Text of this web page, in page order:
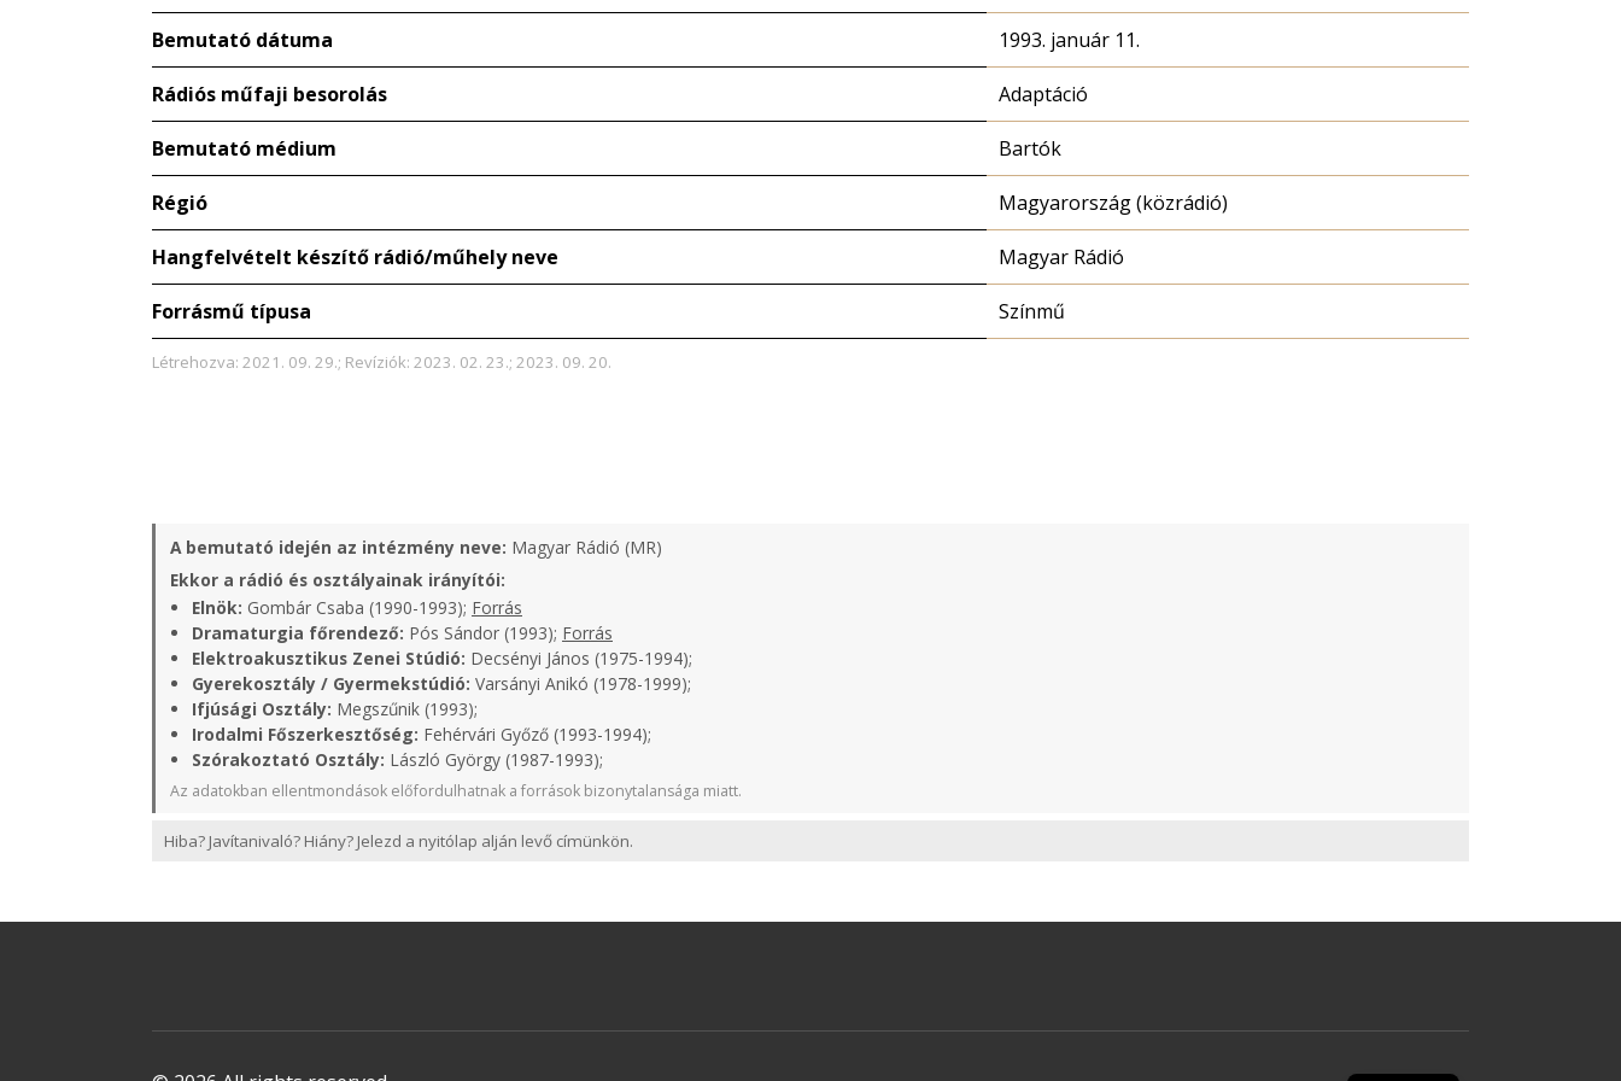
Bemutató dátuma 1993. január 11.
Rádiós műfaji besorolás Adaptáció
Bemutató médium Bartók
Régió Magyarország (közrádió)
Hangfelvételt készítő rádió/műhely neve Magyar Rádió
Forrásmű típusa Színmű
Létrehozva: 2021. 09. 29.; Revíziók: 2023. 02. 23.; 2023. 09. 20.
A bemutató idején az intézmény neve: Magyar Rádió (MR)
Ekkor a rádió és osztályainak irányítói:
Elnök: Gombár Csaba (1990-1993); Forrás
Dramaturgia főrendező: Pós Sándor (1993); Forrás
Elektroakusztikus Zenei Stúdió: Decsényi János (1975-1994);
Gyerekosztály / Gyermekstúdió: Varsányi Anikó (1978-1999);
Ifjúsági Osztály: Megszűnik (1993);
Irodalmi Főszerkesztőség: Fehérvári Győző (1993-1994);
Szórakoztató Osztály: László György (1987-1993);
Az adatokban ellentmondások előfordulhatnak a források bizonytalansága miatt.
Hiba? Javítanivaló? Hiány? Jelezd a nyitólap alján levő címünkön.